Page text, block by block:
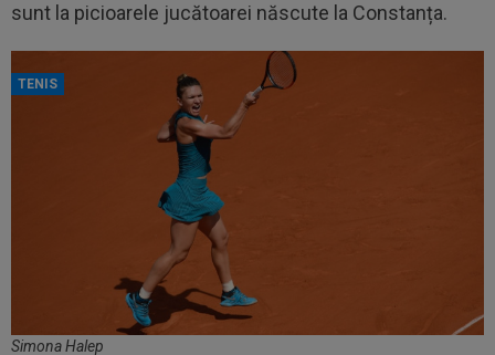
sunt la picioarele jucătoarei născute la Constanța.
TENIS
Simona Halep